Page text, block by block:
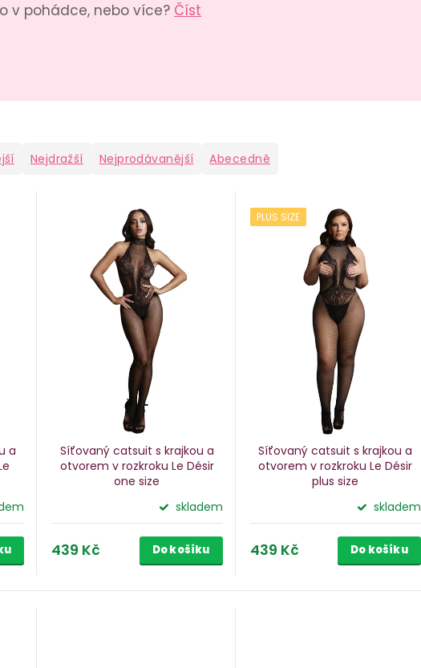
v pohádce, nebo více? Číst
Nejdražší Nejprodávanější Abecedně
a
Síťovaný catsuit s krajkou a
otvorem v rozkroku Le Désir
one size
skladem
439 Kč Do košíku
PLUS SIZE
Síťovaný catsuit s krajkou a
otvorem v rozkroku Le Désir
plus size
skladem
439 Kč Do košíku